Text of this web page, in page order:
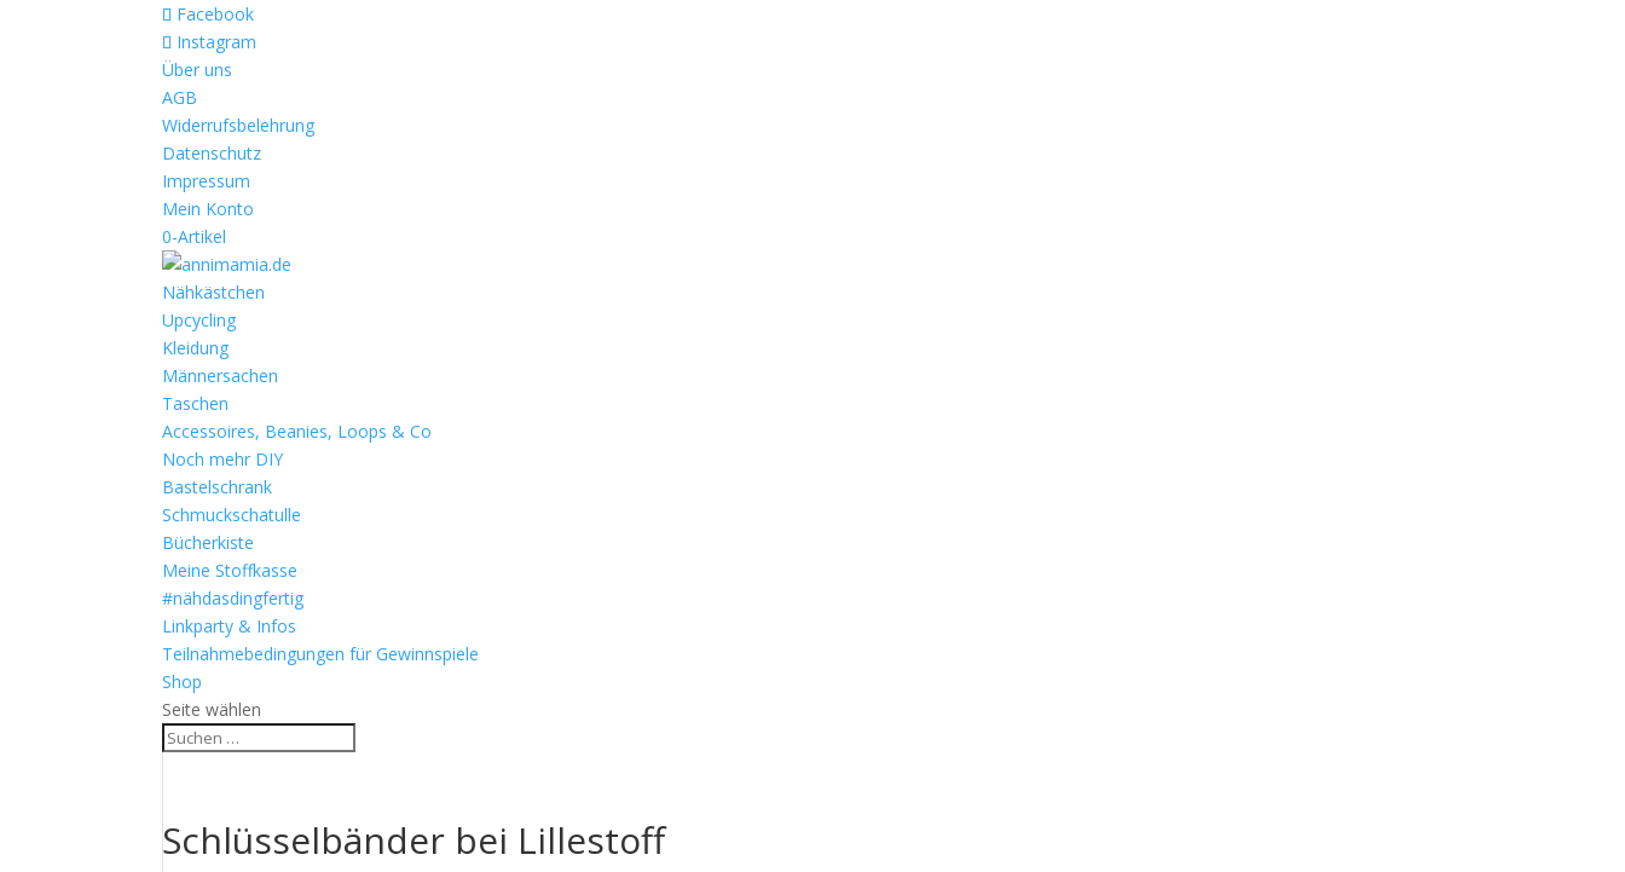
Facebook
Instagram
Über uns
AGB
Widerrufsbelehrung
Datenschutz
Impressum
Mein Konto
0-Artikel
Nähkästchen
Upcycling
Kleidung
Männersachen
Taschen
Accessoires, Beanies, Loops & Co
Noch mehr DIY
Bastelschrank
Schmuckschatulle
Bücherkiste
Meine Stoffkasse
#nähdasdingfertig
Linkparty & Infos
Teilnahmebedingungen für Gewinnspiele
Shop
Seite wählen
Schlüsselbänder bei Lillestoff